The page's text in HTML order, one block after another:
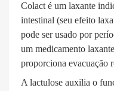
Colact é um laxante
intestinal (seu efeito
pode ser usado por
um medicamento
proporciona evacuação
A lactulose auxilia o